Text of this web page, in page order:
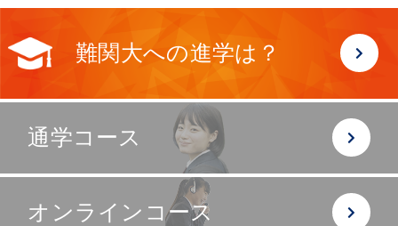
難関大への進学は？
通学コース
オンラインコース